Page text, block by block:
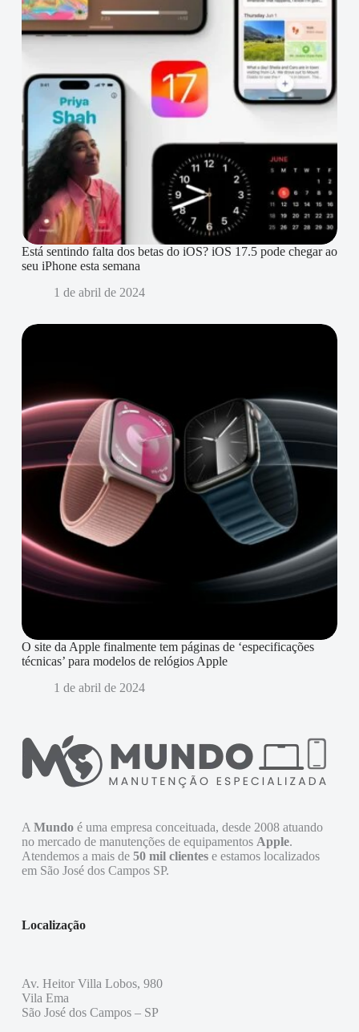
Está sentindo falta dos betas do iOS? iOS 17.5 pode chegar ao
seu iPhone esta semana
1 de abril de 2024
O site da Apple finalmente tem páginas de ‘especificações
técnicas’ para modelos de relógios Apple
1 de abril de 2024
A Mundoé uma empresa conceituada, desde 2008 atuando
no mercado de manutenções de equipamentos Apple.
Atendemos a mais de 50 mil clientese estamos localizados
em São José dos Campos SP.
Localização
Av. Heitor Villa Lobos, 980
Vila Ema
São José dos Campos – SP